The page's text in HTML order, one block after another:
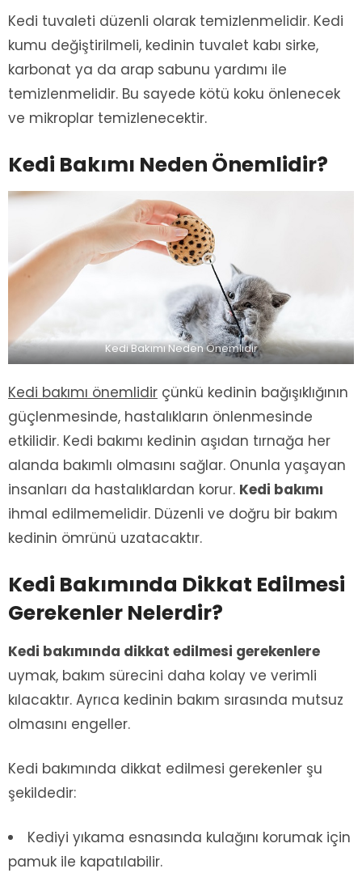
Kedi tuvaleti düzenli olarak temizlenmelidir. Kedi
kumu değiştirilmeli, kedinin tuvalet kabı sirke,
karbonat ya da arap sabunu yardımı ile
temizlenmelidir. Bu sayede kötü koku önlenecek
ve mikroplar temizlenecektir.
Kedi Bakımı Neden Önemlidir?
Kedi Bakımı Neden Önemlidir
Kedi bakımı önemlidir çünkü kedinin bağışıklığının
güçlenmesinde, hastalıkların önlenmesinde
etkilidir. Kedi bakımı kedinin aşıdan tırnağa her
alanda bakımlı olmasını sağlar. Onunla yaşayan
insanları da hastalıklardan korur. Kedi bakımı
ihmal edilmemelidir. Düzenli ve doğru bir bakım
kedinin ömrünü uzatacaktır.
Kedi Bakımında Dikkat Edilmesi
Gerekenler Nelerdir?
Kedi bakımında dikkat edilmesi gerekenlere
uymak, bakım sürecini daha kolay ve verimli
kılacaktır. Ayrıca kedinin bakım sırasında mutsuz
olmasını engeller.
Kedi bakımında dikkat edilmesi gerekenler şu
şekildedir:
Kediyi yıkama esnasında kulağını korumak için
pamuk ile kapatılabilir.